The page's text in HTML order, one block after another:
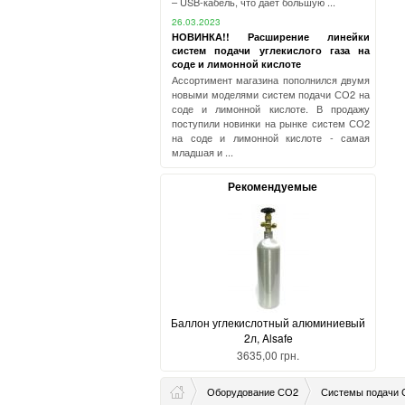
26.03.2023
НОВИНКА!! Расширение линейки
систем подачи углекислого газа на
соде и лимонной кислоте
Ассортимент магазина пополнился двумя
новыми моделями систем подачи СО2 на
соде и лимонной кислоте. В продажу
поступили новинки на рынке систем СО2
на соде и лимонной кислоте - самая
младшая и ...
Рекомендуемые
Баллон углекислотный алюминиевый
2л, Alsafe
3635,00 грн.
Оборудование СО2 Системы подачи